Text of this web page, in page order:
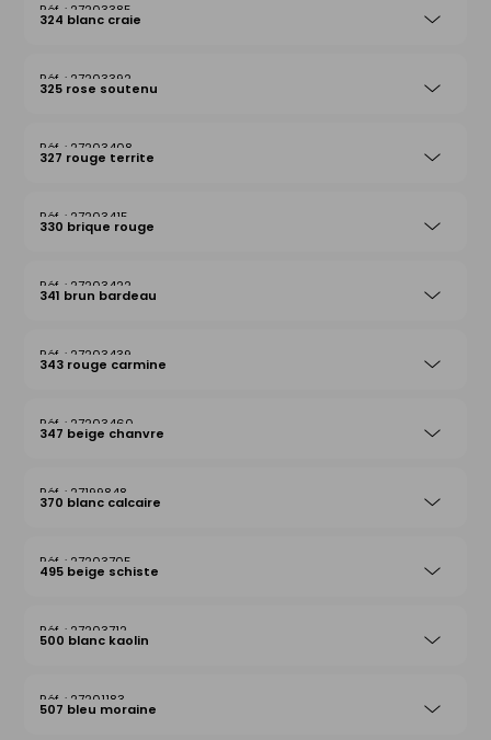
27203385
324 blanc craie
27203392
325 rose soutenu
27203408
327 rouge territe
27203415
330 brique rouge
27203422
341 brun bardeau
27203439
343 rouge carmine
27203460
347 beige chanvre
27199848
370 blanc calcaire
27203705
495 beige schiste
27203712
500 blanc kaolin
27201183
507 bleu moraine